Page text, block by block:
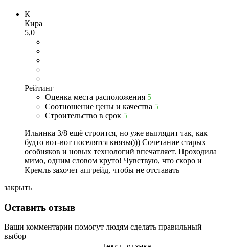
К
Кира
5,0
Рейтинг
Оценка места расположения 5
Соотношение цены и качества 5
Строительство в срок 5
Ильинка 3/8 ещё строится, но уже выглядит так, как
будто вот-вот поселятся князья))) Сочетание старых
особняков и новых технологий впечатляет. Проходила
мимо, одним словом круто! Чувствую, что скоро и
Кремль захочет апгрейд, чтобы не отставать
закрыть
Оставить отзыв
Ваши комментарии помогут людям сделать правильный
выбор